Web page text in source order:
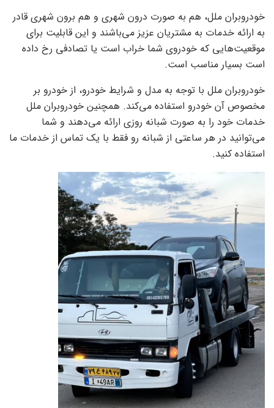
خودروبران ملل، هم به صورت درون شهری و هم برون شهری قادر
به ارائه خدمات به مشتریان عزیز می‌باشند و این قابلیت برای
موقعیت‌هایی که خودروی شما خراب است یا تصادفی رخ داده
است بسیار مناسب است.
خودروبران ملل با توجه به مدل و شرایط خودرو، از خودرو بر
مخصوص آن خودرو استفاده می‌کند. همچنین خودروبران ملل
خدمات خود را به صورت شبانه روزی ارائه می‌دهند و شما
می‌توانید در هر ساعتی از شبانه رو فقط با یک تماس از خدمات ما
استفاده کنید.